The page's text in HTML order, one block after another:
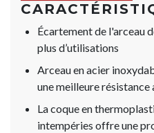
Écartement de l'arceau
plus d’utilisations
Arceau en acier
une meilleure résistance
La coque en
intempéries offre une